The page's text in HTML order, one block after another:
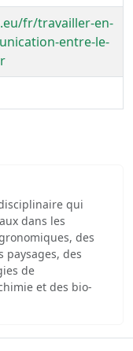
fr/travailler-en-
entre-le-
qui
dans les
des
paysages, des
de
et des bio-